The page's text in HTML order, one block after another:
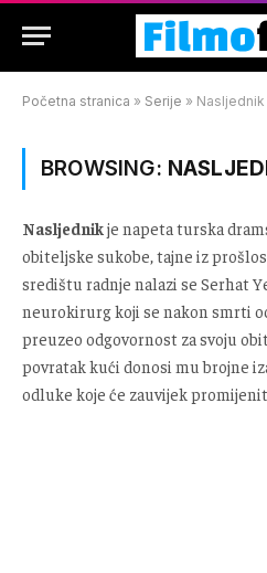
Početna stranica » Serije » Nasljednik
BROWSING:
Nasljednikje napeta turska
obiteljske sukobe, tajne iz
središtu radnje nalazi se Serhat
neurokirurg koji se nakon smrti
preuzeo odgovornost za svoju
povratak kući donosi mu brojne
odluke koje će zauvijek